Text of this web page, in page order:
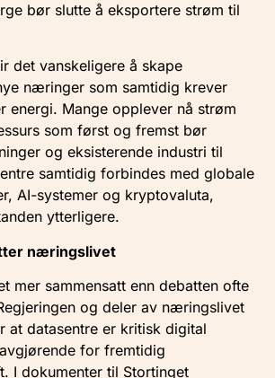
bør slutte å eksportere strøm til
det vanskeligere å skape
næringer som samtidig krever
energi. Mange opplever nå strøm
som først og fremst bør
og eksisterende industri til
samtidig forbindes med globale
AI-systemer og kryptovaluta,
ytterligere.
næringslivet
mer sammensatt enn debatten ofte
og deler av næringslivet
at datasentre er kritisk digital
for fremtidig
I dokumenter til Stortinget